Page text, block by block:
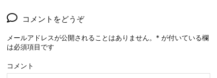
コメントをどうぞ
メールアドレスが公開されることはありません。 * が付いている欄
は必須項目です
コメント